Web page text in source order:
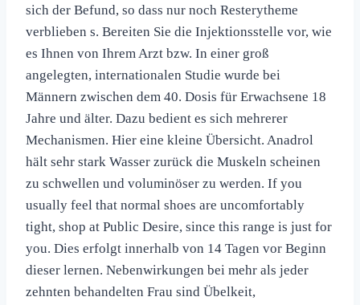
sich der Befund, so dass nur noch Resterytheme
verblieben s. Bereiten Sie die Injektionsstelle vor, wie
es Ihnen von Ihrem Arzt bzw. In einer groß
angelegten, internationalen Studie wurde bei
Männern zwischen dem 40. Dosis für Erwachsene 18
Jahre und älter. Dazu bedient es sich mehrerer
Mechanismen. Hier eine kleine Übersicht. Anadrol
hält sehr stark Wasser zurück die Muskeln scheinen
zu schwellen und voluminöser zu werden. If you
usually feel that normal shoes are uncomfortably
tight, shop at Public Desire, since this range is just for
you. Dies erfolgt innerhalb von 14 Tagen vor Beginn
dieser lernen. Nebenwirkungen bei mehr als jeder
zehnten behandelten Frau sind Übelkeit,